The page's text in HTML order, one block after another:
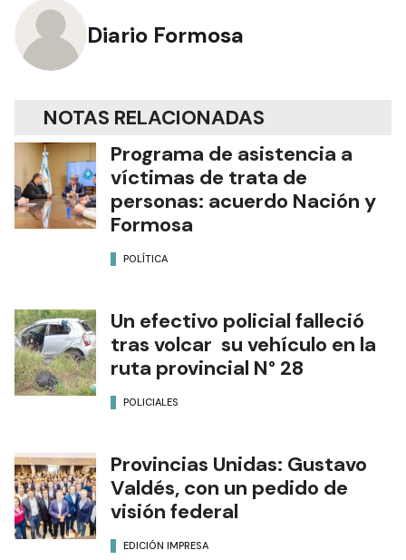
Diario Formosa
NOTAS RELACIONADAS
Programa de asistencia a
víctimas de trata de
personas: acuerdo Nación y
Formosa
POLÍTICA
Un efectivo policial falleció
tras volcar su vehículo en la
ruta provincial N° 28
POLICIALES
Provincias Unidas: Gustavo
Valdés, con un pedido de
visión federal
EDICIÓN IMPRESA